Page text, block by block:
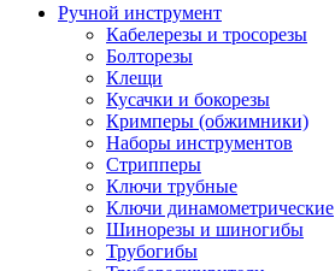
Ручной инструмент
Кабелерезы и тросорезы
Болторезы
Клещи
Кусачки и бокорезы
Кримперы (обжимники)
Наборы инструментов
Стрипперы
Ключи трубные
Ключи динамометрические
Шинорезы и шиногибы
Трубогибы